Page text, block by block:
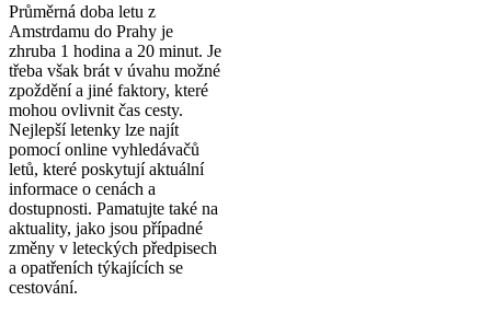
Průměrná doba letu z
Amstrdamu do Prahy je
zhruba 1 hodina a 20 minut. Je
třeba však brát v úvahu možné
zpoždění a jiné faktory, které
mohou ovlivnit čas cesty.
Nejlepší letenky lze najít
pomocí online vyhledávačů
letů, které poskytují aktuální
informace o cenách a
dostupnosti. Pamatujte také na
aktuality, jako jsou případné
změny v leteckých předpisech
a opatřeních týkajících se
cestování.